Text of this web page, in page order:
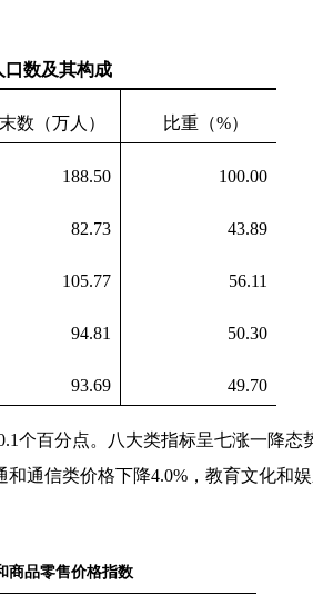
口数及其构成
数（万人） 比重（%）
188.50 100.00
82.73 43.89
105.77 56.11
94.81 50.30
93.69 49.70
个百分点。八大类指标呈七涨一降态
和通信类价格下降4.0% ，教育文化和
商品零售价格指数